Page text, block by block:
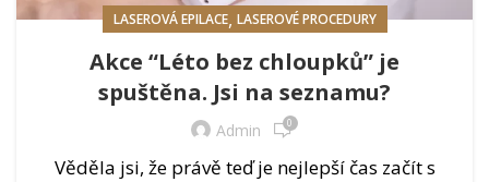
LASEROVÁ EPILACE, LASEROVÉ PROCEDURY
Akce “Léto bez chloupků” je
spuštěna. Jsi na seznamu?
Admin 0
Věděla jsi, že právě teď je nejlepší čas začít s